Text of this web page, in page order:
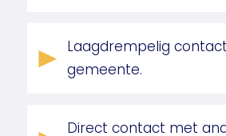
Laagdrempelig
gemeente.
Direct contact met